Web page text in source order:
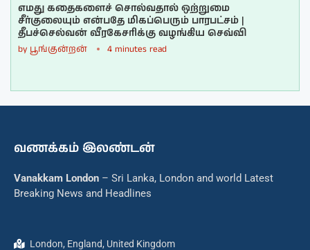
எமது கதைகளைச் சொல்வதால் ஒற்றுமை
சீர்குலையும் என்பதே மிகப்பெரும் பாரபட்சம் |
தீபச்செல்வன் வீரகேசரிக்கு வழங்கிய செவ்வி
by பூங்குன்றன் 4 minutes read
வணக்கம் இலண்டன்
Vanakkam London – Sri Lanka, London and world Latest
Breaking News and Headlines
London, England, United Kingdom